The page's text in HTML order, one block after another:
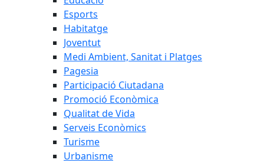
Esports
Habitatge
Joventut
Medi Ambient, Sanitat i Platges
Pagesia
Participació Ciutadana
Promoció Econòmica
Qualitat de Vida
Serveis Econòmics
Turisme
Urbanisme